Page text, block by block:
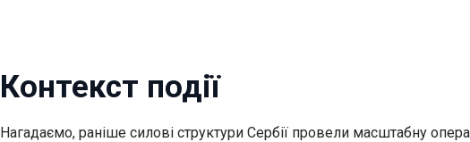
Контекст події
Нагадаємо, раніше силові структури Сербії провели масштабну